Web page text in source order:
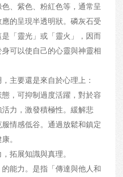
、紫色、粉紅色等，通常呈
的呈現半透明狀。磷灰石受
「靈光」或「靈火」，因而
可以使自己的心靈與神靈相
主要還是來自於心理上：
，可抑制過度活躍，對於容
力，激發積極性。緩解悲
情感低谷。通過放鬆和鎮定
。
拓展知識與真理。
能力。是指「傳達與他人和